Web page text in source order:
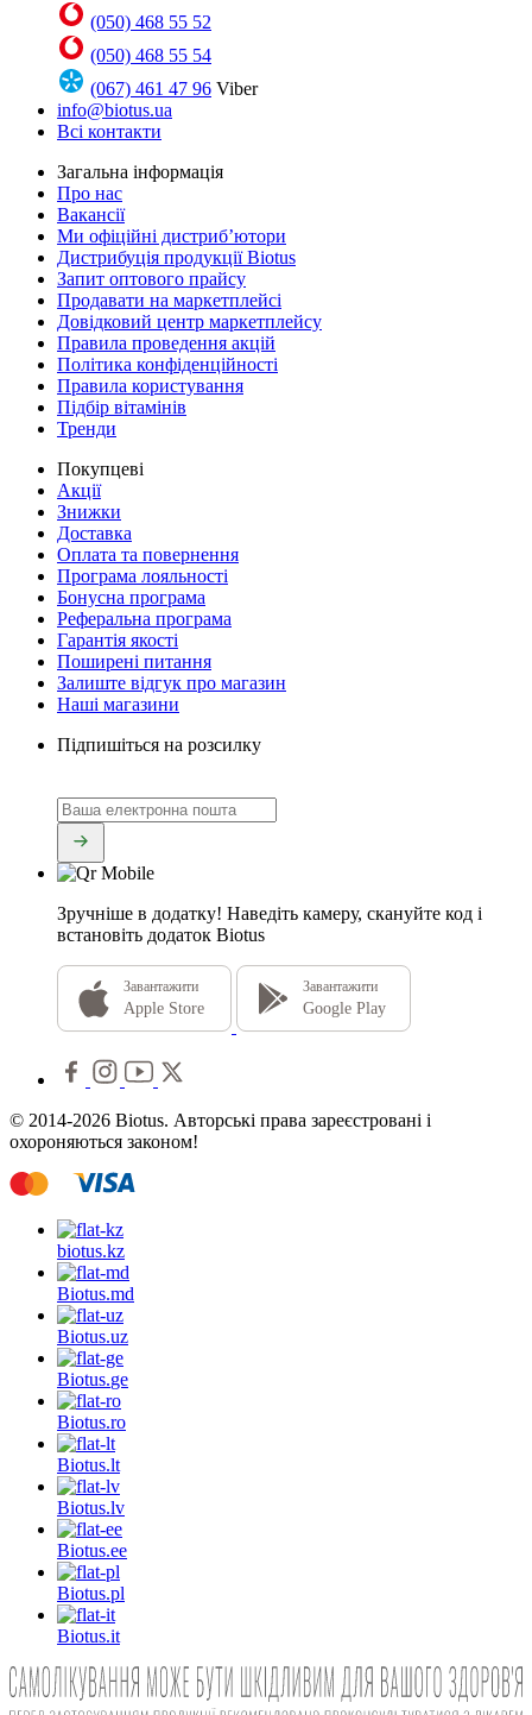
(050) 468 55 52
(050) 468 55 54
(067) 461 47 96 Viber
info@biotus.ua
Всі контакти
Загальна інформація
Про нас
Вакансії
Ми офіційні дистриб’ютори
Дистрибуція продукції Biotus
Запит оптового прайсу
Продавати на маркетплейсі
Довідковий центр маркетплейсу
Правила проведення акцій
Політика конфіденційності
Правила користування
Підбір вітамінів
Тренди
Покупцеві
Акції
Знижки
Доставка
Оплата та повернення
Програма лояльності
Бонусна програма
Реферальна програма
Гарантія якості
Поширені питання
Залиште відгук про магазин
Наші магазини
Підпишіться на розсилку
Зручніше в додатку! Наведіть камеру, скануйте код і
встановіть додаток Biotus
Завантажити
Apple Store
Завантажити
Google Play
© 2014-2026 Biotus. Авторські права зареєстровані і
охороняються законом!
biotus.kz
Biotus.md
Biotus.uz
Biotus.ge
Biotus.ro
Biotus.lt
Biotus.lv
Biotus.ee
Biotus.pl
Biotus.it